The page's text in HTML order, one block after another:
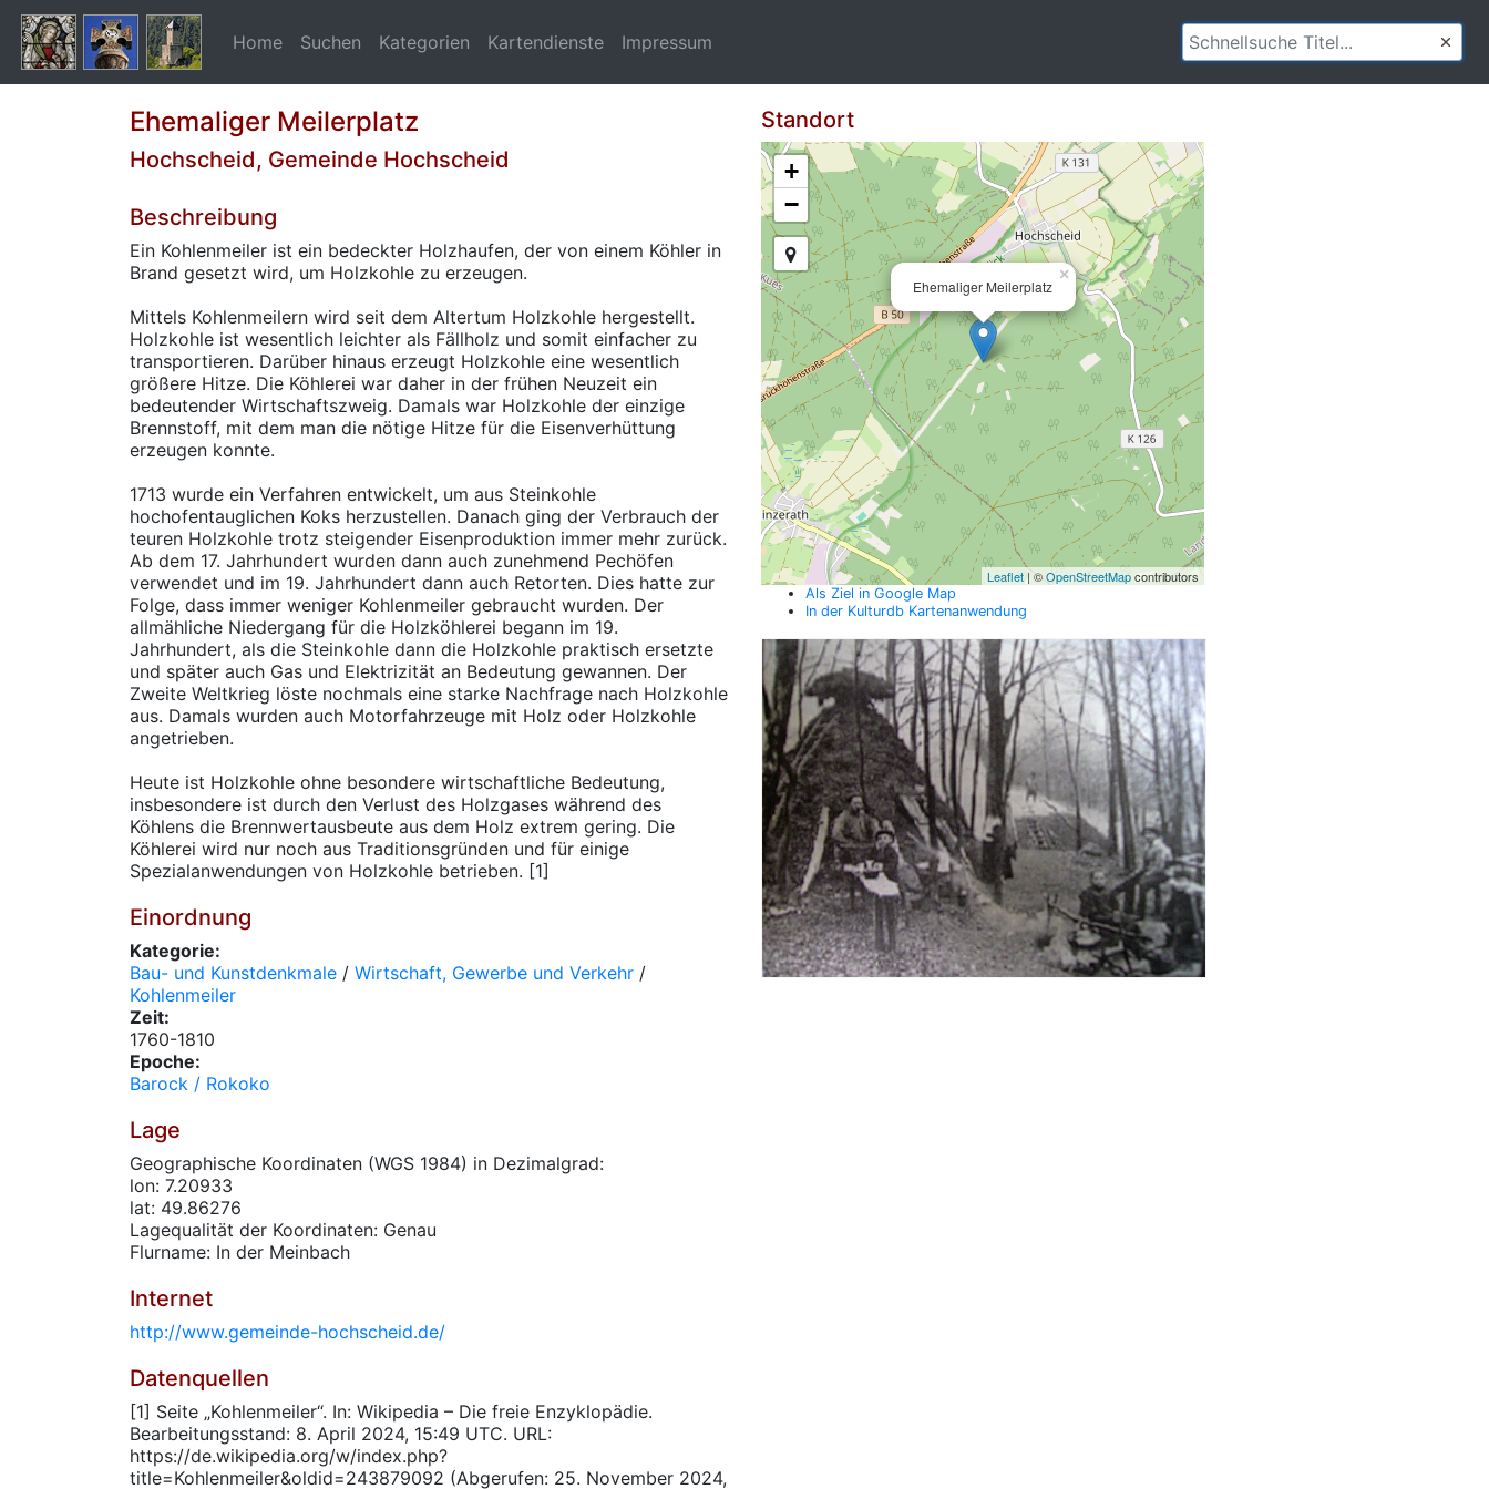
Home Suchen Kategorien Kartendienste Impressum
Ehemaliger Meilerplatz
Hochscheid, Gemeinde Hochscheid
Beschreibung
Ein Kohlenmeiler ist ein bedeckter Holzhaufen, der von einem Köhler in
Brand gesetzt wird, um Holzkohle zu erzeugen.
Mittels Kohlenmeilern wird seit dem Altertum Holzkohle hergestellt.
Holzkohle ist wesentlich leichter als Fällholz und somit einfacher zu
transportieren. Darüber hinaus erzeugt Holzkohle eine wesentlich
größere Hitze. Die Köhlerei war daher in der frühen Neuzeit ein
bedeutender Wirtschaftszweig. Damals war Holzkohle der einzige
Brennstoff, mit dem man die nötige Hitze für die Eisenverhüttung
erzeugen konnte.
1713 wurde ein Verfahren entwickelt, um aus Steinkohle
hochofentauglichen Koks herzustellen. Danach ging der Verbrauch der
teuren Holzkohle trotz steigender Eisenproduktion immer mehr zurück.
Ab dem 17. Jahrhundert wurden dann auch zunehmend Pechöfen
verwendet und im 19. Jahrhundert dann auch Retorten. Dies hatte zur
Folge, dass immer weniger Kohlenmeiler gebraucht wurden. Der
allmähliche Niedergang für die Holzköhlerei begann im 19.
Jahrhundert, als die Steinkohle dann die Holzkohle praktisch ersetzte
und später auch Gas und Elektrizität an Bedeutung gewannen. Der
Zweite Weltkrieg löste nochmals eine starke Nachfrage nach Holzkohle
aus. Damals wurden auch Motorfahrzeuge mit Holz oder Holzkohle
angetrieben.
Heute ist Holzkohle ohne besondere wirtschaftliche Bedeutung,
insbesondere ist durch den Verlust des Holzgases während des
Köhlens die Brennwertausbeute aus dem Holz extrem gering. Die
Köhlerei wird nur noch aus Traditionsgründen und für einige
Spezialanwendungen von Holzkohle betrieben. [1]
Einordnung
Kategorie:
Bau- und Kunstdenkmale / Wirtschaft, Gewerbe und Verkehr /
Kohlenmeiler
Zeit:
1760-1810
Epoche:
Barock / Rokoko
Lage
Geographische Koordinaten (WGS 1984) in Dezimalgrad:
lon: 7.20933
lat: 49.86276
Lagequalität der Koordinaten: Genau
Flurname: In der Meinbach
Internet
http://www.gemeinde-hochscheid.de/
Datenquellen
[1] Seite „Kohlenmeiler“. In: Wikipedia – Die freie Enzyklopädie.
Bearbeitungsstand: 8. April 2024, 15:49 UTC. URL:
https://de.wikipedia.org/w/index.php?
title=Kohlenmeiler&oldid=243879092 (Abgerufen: 25. November 2024,
Standort
Ehemaliger Meilerplatz
×
+
−
Leaflet | ©OpenStreetMapcontributors
Als Ziel in Google Map
In der Kulturdb Kartenanwendung